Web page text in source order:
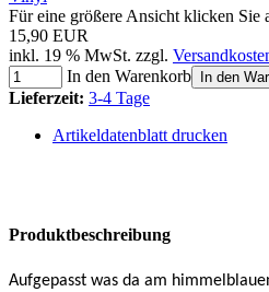
Für eine größere Ansicht klicken Sie
15,90 EUR
inkl. 19 % MwSt. zzgl.
In den Warenkorb
In den
Lieferzeit: 3-4 Tage
Artikeldatenblatt drucken
Produktbeschreibung
Aufgepasst was da am